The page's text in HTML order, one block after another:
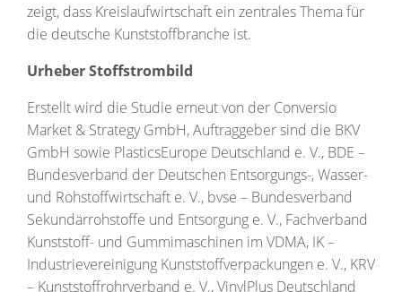
zeigt, dass Kreislaufwirtschaft ein zentrales Thema für
die deutsche Kunststoffbranche ist.
Urheber Stoffstrombild
Erstellt wird die Studie erneut von der Conversio
Market & Strategy GmbH, Auftraggeber sind die BKV
GmbH sowie PlasticsEurope Deutschland e. V., BDE –
Bundesverband der Deutschen Entsorgungs-, Wasser-
und Rohstoffwirtschaft e. V., bvse – Bundesverband
Sekundärrohstoffe und Entsorgung e. V., Fachverband
Kunststoff- und Gummimaschinen im VDMA, IK –
Industrievereinigung Kunststoffverpackungen e. V., KRV
– Kunststoffrohrverband e. V., VinylPlus Deutschland